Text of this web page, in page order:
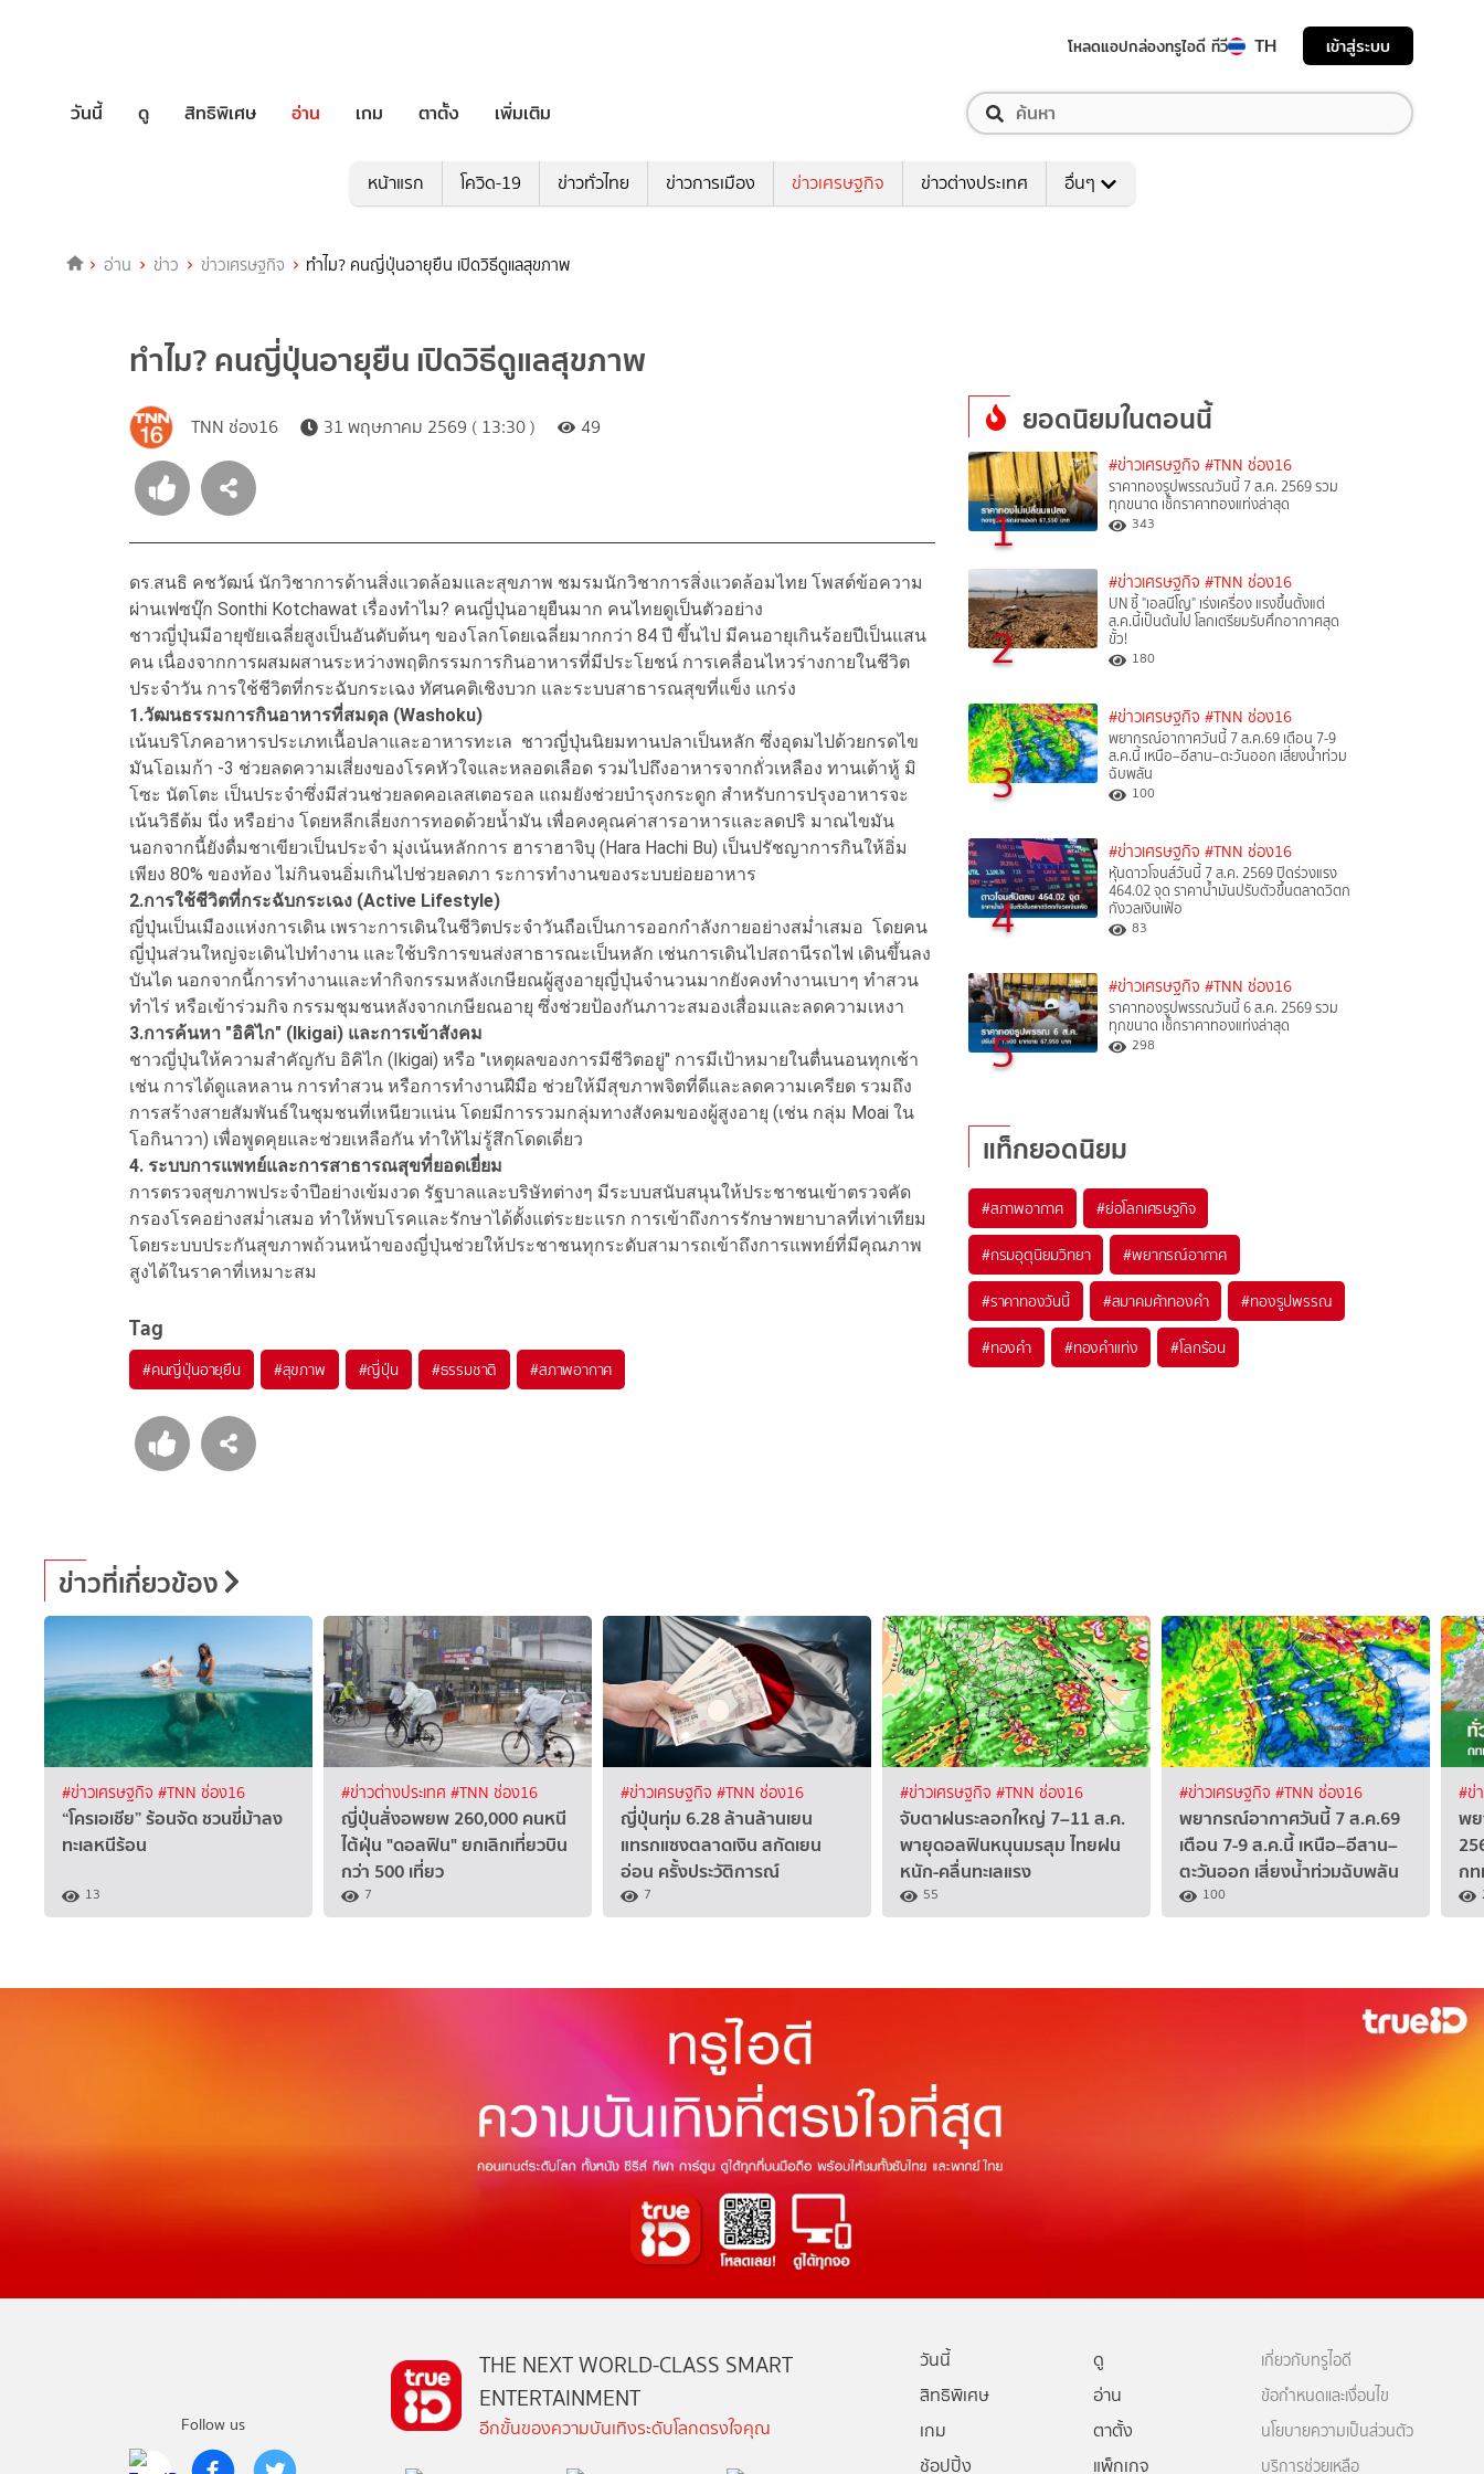
โหลดแอปกล่องทรูไอดี ทีวี TH เข้าสู่ระบบ
วันนี้ ดู สิทธิพิเศษ อ่าน เกม ตาตั้ง เพิ่มเติม
หน้าแรก โควิด-19 ข่าวทั่วไทย ข่าวการเมือง ข่าวเศรษฐกิจ ข่าวต่างประเทศ อื่นๆ
อ่าน ข่าว ข่าวเศรษฐกิจ ทำไม? คนญี่ปุ่นอายุยืน เปิดวิธีดูแลสุขภาพ
ทำไม? คนญี่ปุ่นอายุยืน เปิดวิธีดูแลสุขภาพ
TNN ช่อง16 31 พฤษภาคม 2569 ( 13:30 ) 49
ดร.สนธิ คชวัฒน์ นักวิชาการด้านสิ่งแวดล้อมและสุขภาพ ชมรมนักวิชาการสิ่งแวดล้อมไทย โพสต์ข้อความ
ผ่านเฟซบุ๊ก Sonthi Kotchawat เรื่องทำไม? คนญี่ปุ่นอายุยืนมาก คนไทยดูเป็นตัวอย่าง
ชาวญี่ปุ่นมีอายุขัยเฉลี่ยสูงเป็นอันดับต้นๆ ของโลกโดยเฉลี่ยมากกว่า 84 ปี ขึ้นไป มีคนอายุเกินร้อยปีเป็นแสน
คน เนื่องจากการผสมผสานระหว่างพฤติกรรมการกินอาหารที่มีประโยชน์ การเคลื่อนไหวร่างกายในชีวิต
ประจำวัน การใช้ชีวิตที่กระฉับกระเฉง ทัศนคติเชิงบวก และระบบสาธารณสุขที่แข็ง แกร่ง
1.วัฒนธรรมการกินอาหารที่สมดุล (Washoku)
เน้นบริโภคอาหารประเภทเนื้อปลาและอาหารทะเล ชาวญี่ปุ่นนิยมทานปลาเป็นหลัก ซึ่งอุดมไปด้วยกรดไข
มันโอเมก้า -3 ช่วยลดความเสี่ยงของโรคหัวใจและหลอดเลือด รวมไปถึงอาหารจากถั่วเหลือง ทานเต้าหู้ มิ
โซะ นัตโตะ เป็นประจำซึ่งมีส่วนช่วยลดคอเลสเตอรอล แถมยังช่วยบำรุงกระดูก สำหรับการปรุงอาหารจะ
เน้นวิธีต้ม นึ่ง หรือย่าง โดยหลีกเลี่ยงการทอดด้วยน้ำมัน เพื่อคงคุณค่าสารอาหารและลดปริ มาณไขมัน
นอกจากนี้ยังดื่มชาเขียวเป็นประจำ มุ่งเน้นหลักการ ฮาราฮาจิบุ (Hara Hachi Bu) เป็นปรัชญาการกินให้อิ่ม
เพียง 80% ของท้อง ไม่กินจนอิ่มเกินไปช่วยลดภา ระการทำงานของระบบย่อยอาหาร
2.การใช้ชีวิตที่กระฉับกระเฉง (Active Lifestyle)
ญี่ปุ่นเป็นเมืองแห่งการเดิน เพราะการเดินในชีวิตประจำวันถือเป็นการออกกำลังกายอย่างสม่ำเสมอ โดยคน
ญี่ปุ่นส่วนใหญ่จะเดินไปทำงาน และใช้บริการขนส่งสาธารณะเป็นหลัก เช่นการเดินไปสถานีรถไฟ เดินขึ้นลง
บันได นอกจากนี้การทำงานและทำกิจกรรมหลังเกษียณผู้สูงอายุญี่ปุ่นจำนวนมากยังคงทำงานเบาๆ ทำสวน
ทำไร่ หรือเข้าร่วมกิจ กรรมชุมชนหลังจากเกษียณอายุ ซึ่งช่วยป้องกันภาวะสมองเสื่อมและลดความเหงา
3.การค้นหา "อิคิไก" (Ikigai) และการเข้าสังคม
ชาวญี่ปุ่นให้ความสำคัญกับ อิคิไก (Ikigai) หรือ "เหตุผลของการมีชีวิตอยู่" การมีเป้าหมายในตื่นนอนทุกเช้า
เช่น การได้ดูแลหลาน การทำสวน หรือการทำงานฝีมือ ช่วยให้มีสุขภาพจิตที่ดีและลดความเครียด รวมถึง
การสร้างสายสัมพันธ์ในชุมชนที่เหนียวแน่น โดยมีการรวมกลุ่มทางสังคมของผู้สูงอายุ (เช่น กลุ่ม Moai ใน
โอกินาวา) เพื่อพูดคุยและช่วยเหลือกัน ทำให้ไม่รู้สึกโดดเดี่ยว
4. ระบบการแพทย์และการสาธารณสุขที่ยอดเยี่ยม
การตรวจสุขภาพประจำปีอย่างเข้มงวด รัฐบาลและบริษัทต่างๆ มีระบบสนับสนุนให้ประชาชนเข้าตรวจคัด
กรองโรคอย่างสม่ำเสมอ ทำให้พบโรคและรักษาได้ตั้งแต่ระยะแรก การเข้าถึงการรักษาพยาบาลที่เท่าเทียม
โดยระบบประกันสุขภาพถ้วนหน้าของญี่ปุ่นช่วยให้ประชาชนทุกระดับสามารถเข้าถึงการแพทย์ที่มีคุณภาพ
สูงได้ในราคาที่เหมาะสม
Tag
#คนญี่ปุ่นอายุยืน #สุขภาพ #ญี่ปุ่น #ธรรมชาติ #สภาพอากาศ
ยอดนิยมในตอนนี้
1
#ข่าวเศรษฐกิจ #TNN ช่อง16
ราคาทองรูปพรรณวันนี้ 7 ส.ค. 2569 รวม
ทุกขนาด เช็กราคาทองแท่งล่าสุด
343
2
#ข่าวเศรษฐกิจ #TNN ช่อง16
UN ชี้ "เอลนีโญ" เร่งเครื่อง แรงขึ้นตั้งแต่
ส.ค.นี้เป็นต้นไป โลกเตรียมรับศึกอากาศสุด
ขั้ว!
180
3
#ข่าวเศรษฐกิจ #TNN ช่อง16
พยากรณ์อากาศวันนี้ 7 ส.ค.69 เตือน 7-9
ส.ค.นี้ เหนือ–อีสาน–ตะวันออก เสี่ยงน้ำท่วม
ฉับพลัน
100
4
#ข่าวเศรษฐกิจ #TNN ช่อง16
หุ้นดาวโจนส์วันนี้ 7 ส.ค. 2569 ปิดร่วงแรง
464.02 จุด ราคาน้ำมันปรับตัวขึ้นตลาดวิตก
กังวลเงินเฟ้อ
83
5
#ข่าวเศรษฐกิจ #TNN ช่อง16
ราคาทองรูปพรรณวันนี้ 6 ส.ค. 2569 รวม
ทุกขนาด เช็กราคาทองแท่งล่าสุด
298
แท็กยอดนิยม
#สภาพอากาศ #ย่อโลกเศรษฐกิจ
#กรมอุตุนิยมวิทยา #พยากรณ์อากาศ
#ราคาทองวันนี้ #สมาคมค้าทองคำ #ทองรูปพรรณ
#ทองคำ #ทองคำแท่ง #โลกร้อน
ข่าวที่เกี่ยวข้อง
#ข่าวเศรษฐกิจ #TNN ช่อง16
“โครเอเชีย” ร้อนจัด ชวนขี่ม้าลง
ทะเลหนีร้อน
13
#ข่าวต่างประเทศ #TNN ช่อง16
ญี่ปุ่นสั่งอพยพ 260,000 คนหนี
ไต้ฝุ่น "ดอลฟิน" ยกเลิกเที่ยวบิน
กว่า 500 เที่ยว
7
#ข่าวเศรษฐกิจ #TNN ช่อง16
ญี่ปุ่นทุ่ม 6.28 ล้านล้านเยน
แทรกแซงตลาดเงิน สกัดเยน
อ่อน ครั้งประวัติการณ์
7
#ข่าวเศรษฐกิจ #TNN ช่อง16
จับตาฝนระลอกใหญ่ 7–11 ส.ค.
พายุดอลฟินหนุนมรสุม ไทยฝน
หนัก-คลื่นทะเลแรง
55
#ข่าวเศรษฐกิจ #TNN ช่อง16
พยากรณ์อากาศวันนี้ 7 ส.ค.69
เตือน 7-9 ส.ค.นี้ เหนือ–อีสาน–
ตะวันออก เสี่ยงน้ำท่วมฉับพลัน
100
#ข่
พ
ก
Follow us
THE NEXT WORLD-CLASS SMART
ENTERTAINMENT
อีกขั้นของความบันเทิงระดับโลกตรงใจคุณ
วันนี้
ดู
สิทธิพิเศษ
อ่าน
เกม
ตาตั้ง
ช้อปปิ้ง
แพ็กเกจ
เกี่ยวกับทรูไอดี
ข้อกำหนดและเงื่อนไข
นโยบายความเป็นส่วนตัว
บริการช่วยเหลือ